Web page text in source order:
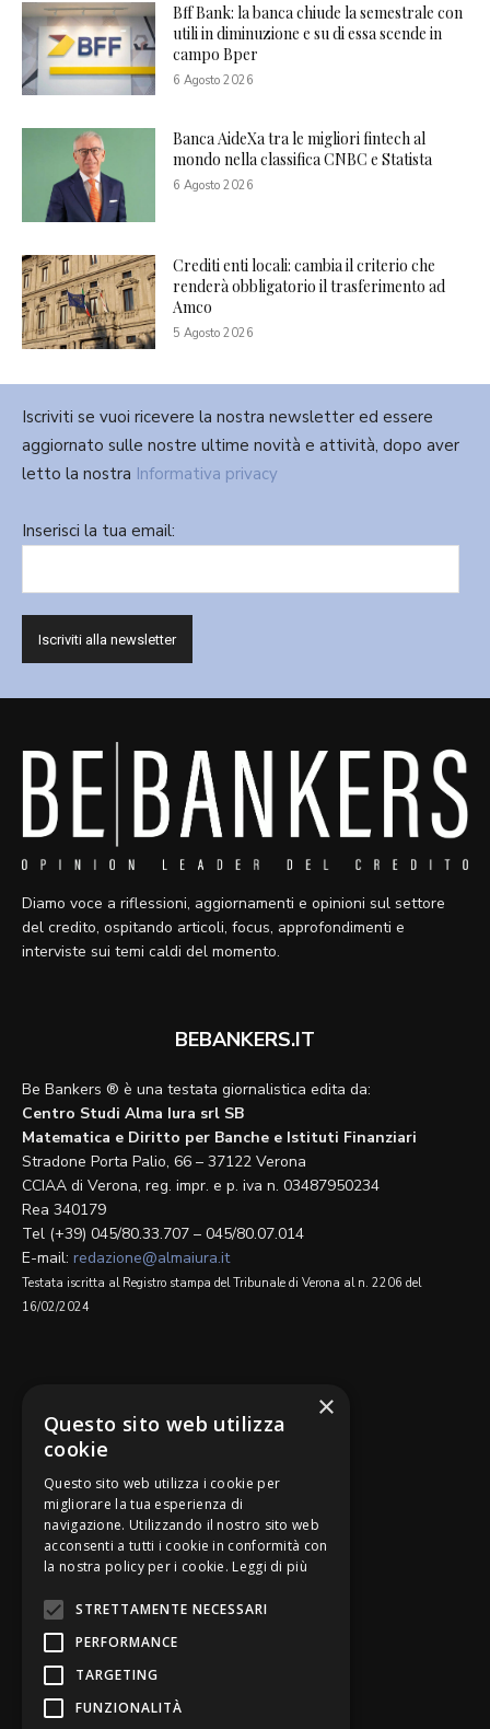
Bff Bank: la banca chiude la semestrale con
utili in diminuzione e su di essa scende in
campo Bper
6 Agosto 2026
Banca AideXa tra le migliori fintech al
mondo nella classifica CNBC e Statista
6 Agosto 2026
Crediti enti locali: cambia il criterio che
renderà obbligatorio il trasferimento ad
Amco
5 Agosto 2026
Iscriviti se vuoi ricevere la nostra newsletter ed essere
aggiornato sulle nostre ultime novità e attività, dopo aver
letto la nostra Informativa privacy
Inserisci la tua email:
Diamo voce a riflessioni, aggiornamenti e opinioni sul settore
del credito, ospitando articoli, focus, approfondimenti e
interviste sui temi caldi del momento.
BEBANKERS.IT
Be Bankers ® è una testata giornalistica edita da:
Centro Studi Alma Iura srl SB
Matematica e Diritto per Banche e Istituti Finanziari
Stradone Porta Palio, 66 – 37122 Verona
CCIAA di Verona, reg. impr. e p. iva n. 03487950234
Rea 340179
Tel (+39) 045/80.33.707 – 045/80.07.014
E-mail: redazione@almaiura.it
Testata iscritta al Registro stampa del Tribunale di Verona al n. 2206 del
16/02/2024
Be Bankers è ideato da
×
Questo sito web utilizza
cookie
Questo sito web utilizza i cookie per
migliorare la tua esperienza di
navigazione. Utilizzando il nostro sito web
acconsenti a tutti i cookie in conformità con
la nostra policy per i cookie. Leggi di più
STRETTAMENTE NECESSARI
PERFORMANCE
TARGETING
FUNZIONALITÀ